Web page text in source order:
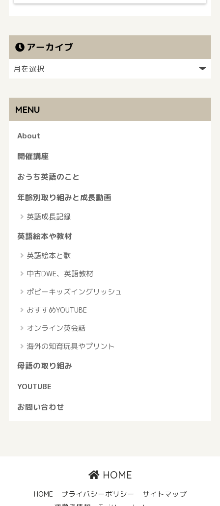
アーカイブ
MENU
About
開催講座
おうち英語のこと
年齢別取り組みと成長動画
英語成長記録
英語絵本や教材
英語絵本と歌
中古DWE、英語教材
ポピーキッズイングリッシュ
おすすめYOUTUBE
オンライン英会話
海外の知育玩具やプリント
母語の取り組み
YOUTUBE
お問い合わせ
HOME
HOME プライバシーポリシー
サイトマップ